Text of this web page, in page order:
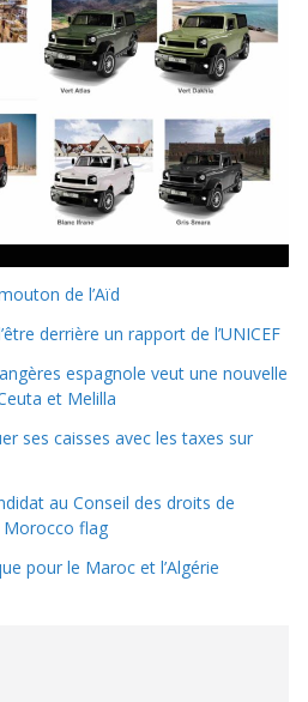
de l’Aïd
derrière un rapport de l’UNICEF
espagnole veut une nouvelle
et Melilla
ses caisses avec les taxes sur
au Conseil des droits de
pour le Maroc et l’Algérie